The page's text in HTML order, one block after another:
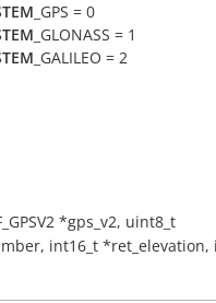
_GPS = 0
_GLONASS = 1
_GALILEO = 2
*gps_v2, uint8_t
, int16_t *ret_elevation,